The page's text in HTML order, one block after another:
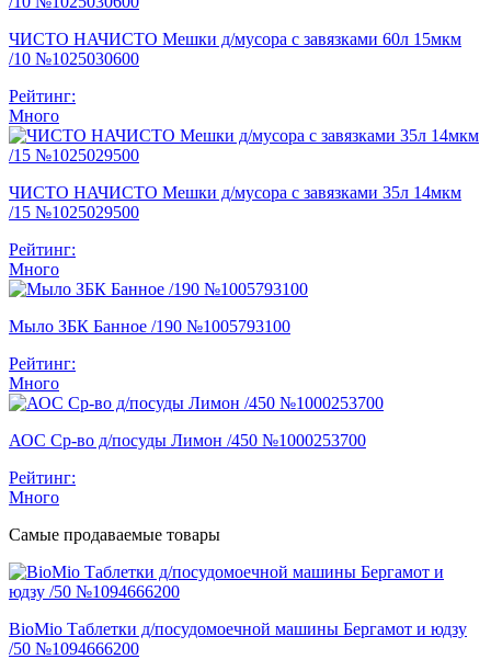
ЧИСТО НАЧИСТО Мешки д/мусора с завязками 60л 15мкм
/10 №1025030600
Рейтинг:
Много
ЧИСТО НАЧИСТО Мешки д/мусора с завязками 35л 14мкм
/15 №1025029500
Рейтинг:
Много
Мыло ЗБК Банное /190 №1005793100
Рейтинг:
Много
АОС Ср-во д/посуды Лимон /450 №1000253700
Рейтинг:
Много
Самые продаваемые товары
BioMio Таблетки д/посудомоечной машины Бергамот и юдзу
/50 №1094666200